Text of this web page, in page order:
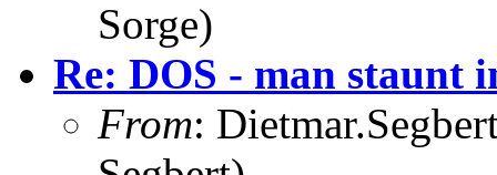
Sorge)
Re: DOS - man staunt
From: